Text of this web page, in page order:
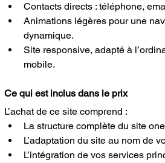
Contacts directs : téléphone,
Animations légères pour une
dynamique.
Site responsive, adapté à
mobile.
Ce qui est inclus dans le prix
L’achat de ce site comprend :
La structure complète du site
L’adaptation du site au nom de
L’intégration de vos services